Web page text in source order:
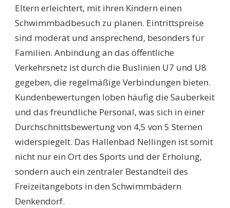
Eltern erleichtert, mit ihren Kindern einen
Schwimmbadbesuch zu planen. Eintrittspreise
sind moderat und ansprechend, besonders für
Familien. Anbindung an das öffentliche
Verkehrsnetz ist durch die Buslinien U7 und U8
gegeben, die regelmäßige Verbindungen bieten.
Kundenbewertungen loben häufig die Sauberkeit
und das freundliche Personal, was sich in einer
Durchschnittsbewertung von 4,5 von 5 Sternen
widerspiegelt. Das Hallenbad Nellingen ist somit
nicht nur ein Ort des Sports und der Erholung,
sondern auch ein zentraler Bestandteil des
Freizeitangebots in den Schwimmbädern
Denkendorf.